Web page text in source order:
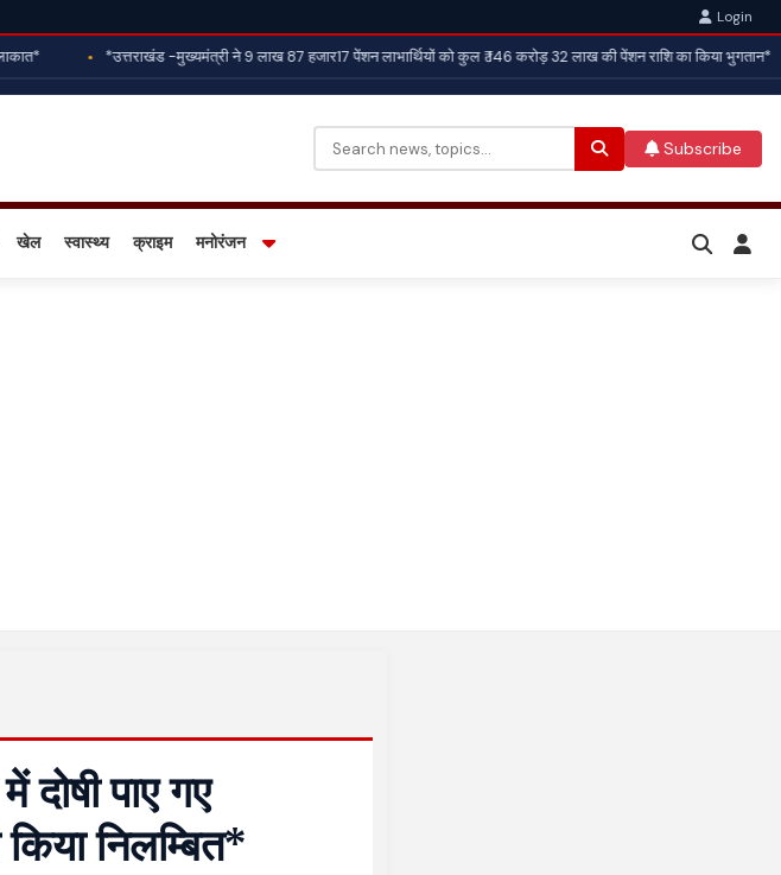
Login
*उत्तराखंड -मुख्यमंत्री ने 9 लाख 87 हजार17 पेंशन लाभार्थियों को कुल ₹ 146 करोड़ 32 लाख की पेंशन राशि का किया भुगतान*
Search
Subscribe
खेल स्वास्थ्य क्राइम मनोरंजन
पाए गए
निलम्बित*